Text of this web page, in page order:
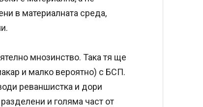
в материалната среда,
мнозинство. Така тя ще
и малко вероятно) с БСП.
реваншистка и дори
и голяма част от